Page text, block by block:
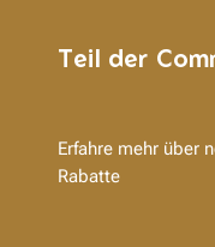
Teil der
Erfahre mehr über
Rabatte